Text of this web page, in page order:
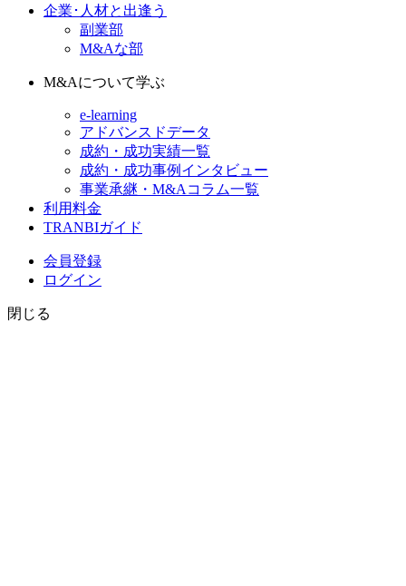
企業･人材と出逢う
副業部
M&Aな部
M&Aについて学ぶ
e-learning
アドバンスドデータ
成約・成功実績一覧
成約・成功事例インタビュー
事業承継・M&Aコラム一覧
利用料金
TRANBIガイド
会員登録
ログイン
閉じる